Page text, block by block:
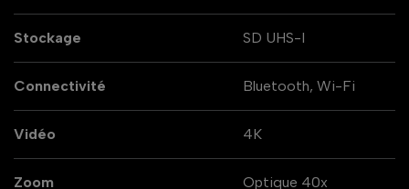
Stockage SD UHS-I
Connectivité Bluetooth, Wi-Fi
Vidéo 4K
Zoom Optique 40x